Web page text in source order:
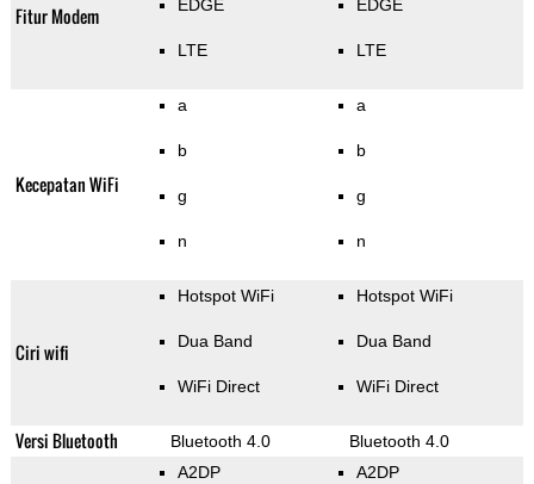
Fitur Modem EDGE
LTE
EDGE
LTE
Kecepatan WiFi
a
b
g
n
a
b
g
n
Ciri wifi
Hotspot WiFi
Dua Band
WiFi Direct
Hotspot WiFi
Dua Band
WiFi Direct
Versi Bluetooth Bluetooth 4.0 Bluetooth 4.0
A2DP A2DP